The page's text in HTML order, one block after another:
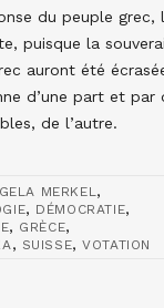
du peuple grec,
puisque la
auront été
d’une part et par
de l’autre.
MERKEL,
, DÉMOCRATIE,
, GRÈCE,
, SUISSE,VOTATION